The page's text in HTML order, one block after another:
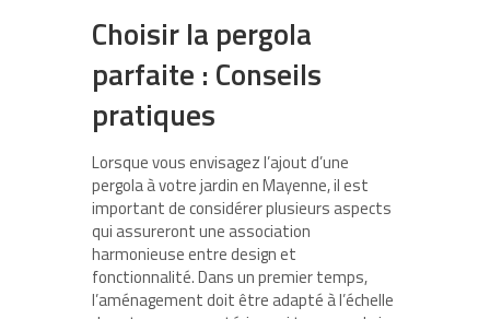
Choisir la pergola
parfaite : Conseils
pratiques
Lorsque vous envisagez l’ajout d’une
pergola à votre jardin en Mayenne, il est
important de considérer plusieurs aspects
qui assureront une association
harmonieuse entre design et
fonctionnalité. Dans un premier temps,
l’aménagement doit être adapté à l’échelle